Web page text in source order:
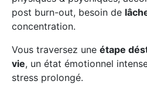
post burn-out, besoin de
concentration.
Vous traversez une étape
vie, un état émotionnel
stress prolongé.